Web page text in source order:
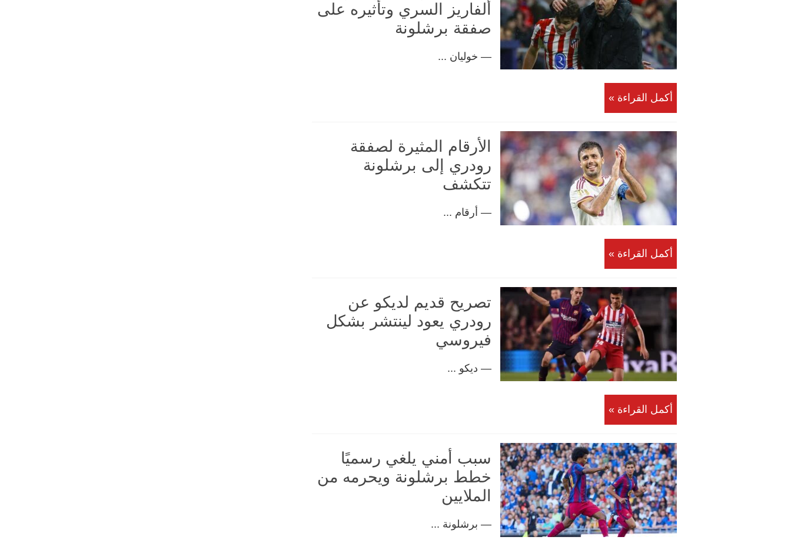
ألفاريز السري وتأثيره على
صفقة برشلونة
— خوليان ...
أكمل القراءة »
الأرقام المثيرة لصفقة
رودري إلى برشلونة
تتكشف
— أرقام ...
أكمل القراءة »
تصريح قديم لديكو عن
رودري يعود لينتشر بشكل
فيروسي
— ديكو ...
أكمل القراءة »
سبب أمني يلغي رسميًا
خطط برشلونة ويحرمه من
الملايين
— برشلونة ...